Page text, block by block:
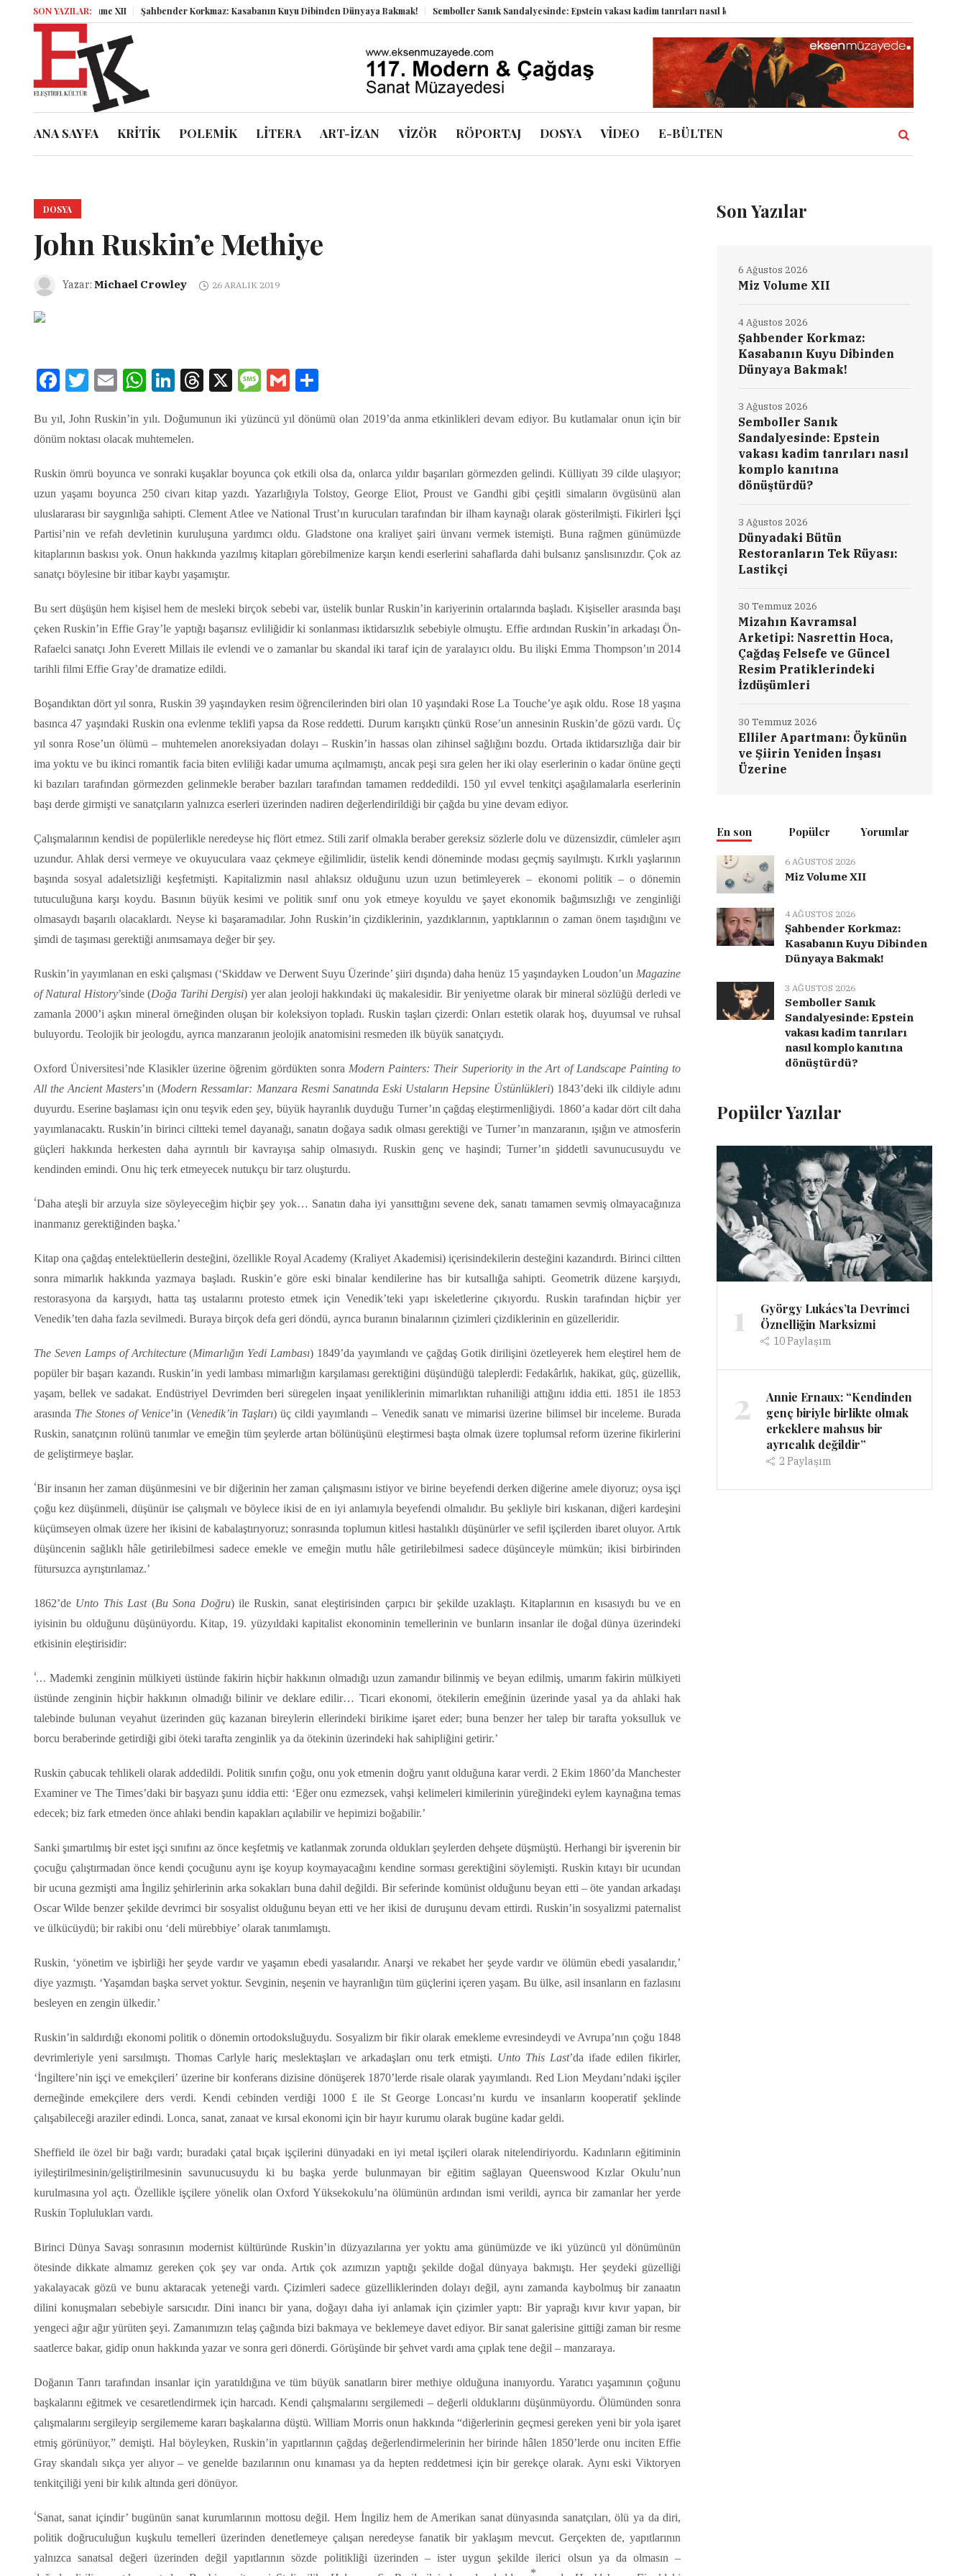
SON YAZILAR:
Miz Volume XII Şahbender Korkmaz: Kasabanın Kuyu Dibinden Dünyaya Bakmak! Semboller Sanık Sandalyesinde: Epstein vakası kadim tanrıları nasıl komplo kanıtına dönüştürdü?
ANA SAYFA KRİTİK POLEMİK LİTERA ART-İZAN VİZÖR RÖPORTAJ DOSYA VİDEO E-BÜLTEN
DOSYA
John Ruskin’e Methiye
Yazar: Michael Crowley 26 ARALIK 2019
FacebookTwitterEmail WhatsAppLinkedInThreads
X Message
Gmail
Bu yıl, John Ruskin’in yılı. Doğumunun iki yüzüncü yıl dönümü olan 2019’da anma etkinlikleri devam ediyor. Bu kutlamalar onun için bir
dönüm noktası olacak muhtemelen.
Ruskin ömrü boyunca ve sonraki kuşaklar boyunca çok etkili olsa da, onlarca yıldır başarıları görmezden gelindi. Külliyatı 39 cilde ulaşıyor;
uzun yaşamı boyunca 250 civarı kitap yazdı. Yazarlığıyla Tolstoy, George Eliot, Proust ve Gandhi gibi çeşitli simaların övgüsünü alan
uluslararası bir saygınlığa sahipti. Clement Atlee ve National Trust’ın kurucuları tarafından bir ilham kaynağı olarak gösterilmişti. Fikirleri İşçi
Partisi’nin ve refah devletinin kuruluşuna yardımcı oldu. Gladstone ona kraliyet şairi ünvanı vermek istemişti. Buna rağmen günümüzde
kitaplarının baskısı yok. Onun hakkında yazılmış kitapları görebilmenize karşın kendi eserlerini sahaflarda dahi bulsanız şanslısınızdır. Çok az
sanatçı böylesine bir itibar kaybı yaşamıştır.
Bu sert düşüşün hem kişisel hem de mesleki birçok sebebi var, üstelik bunlar Ruskin’in kariyerinin ortalarında başladı. Kişiseller arasında başı
çeken Ruskin’in Effie Gray’le yaptığı başarısız evliliğidir ki sonlanması iktidarsızlık sebebiyle olmuştu. Effie ardından Ruskin’in arkadaşı Ön-
Rafaelci sanatçı John Everett Millais ile evlendi ve o zamanlar bu skandal iki taraf için de yaralayıcı oldu. Bu ilişki Emma Thompson’ın 2014
tarihli filmi Effie Gray’de dramatize edildi.
Boşandıktan dört yıl sonra, Ruskin 39 yaşındayken resim öğrencilerinden biri olan 10 yaşındaki Rose La Touche’ye aşık oldu. Rose 18 yaşına
basınca 47 yaşındaki Ruskin ona evlenme teklifi yapsa da Rose reddetti. Durum karışıktı çünkü Rose’un annesinin Ruskin’de gözü vardı. Üç
yıl sonra Rose’un ölümü – muhtemelen anoreksiyadan dolayı – Ruskin’in hassas olan zihinsel sağlığını bozdu. Ortada iktidarsızlığa dair bir
ima yoktu ve bu ikinci romantik facia biten evliliği kadar umuma açılmamıştı, ancak peşi sıra gelen her iki olay eserlerinin o kadar önüne geçti
ki bazıları tarafından görmezden gelinmekle beraber bazıları tarafından tamamen reddedildi. 150 yıl evvel tenkitçi aşağılamalarla eserlerinin
başı derde girmişti ve sanatçıların yalnızca eserleri üzerinden nadiren değerlendirildiği bir çağda bu yine devam ediyor.
Çalışmalarının kendisi de popülerlikle neredeyse hiç flört etmez. Stili zarif olmakla beraber gereksiz sözlerle dolu ve düzensizdir, cümleler aşırı
uzundur. Ahlak dersi vermeye ve okuyuculara vaaz çekmeye eğilimlidir, üstelik kendi döneminde modası geçmiş sayılmıştı. Kırklı yaşlarının
başında sosyal adaletsizliği keşfetmişti. Kapitalizmin nasıl ahlaksız olduğunu uzun uzun betimleyerek – ekonomi politik – o dönemin
tutuculuğuna karşı koydu. Basının büyük kesimi ve politik sınıf onu yok etmeye koyuldu ve şayet ekonomik bağımsızlığı ve zenginliği
olmasaydı başarılı olacaklardı. Neyse ki başaramadılar. John Ruskin’in çizdiklerinin, yazdıklarının, yaptıklarının o zaman önem taşıdığını ve
şimdi de taşıması gerektiği anımsamaya değer bir şey.
Ruskin’in yayımlanan en eski çalışması (‘Skiddaw ve Derwent Suyu Üzerinde’ şiiri dışında) daha henüz 15 yaşındayken Loudon’un Magazine
of Natural History’sinde (Doğa Tarihi Dergisi) yer alan jeoloji hakkındaki üç makalesidir. Bir yeniyetme olarak bir mineral sözlüğü derledi ve
zamanla 2000’i aşkın mineral örneğinden oluşan bir koleksiyon topladı. Ruskin taşları çizerdi: Onları estetik olarak hoş, duyumsal ve ruhsal
buluyordu. Teolojik bir jeologdu, ayrıca manzaranın jeolojik anatomisini resmeden ilk büyük sanatçıydı.
Oxford Üniversitesi’nde Klasikler üzerine öğrenim gördükten sonra Modern Painters: Their Superiority in the Art of Landscape Painting to
All the Ancient Masters’ın (Modern Ressamlar: Manzara Resmi Sanatında Eski Ustaların Hepsine Üstünlükleri) 1843’deki ilk cildiyle adını
duyurdu. Eserine başlaması için onu teşvik eden şey, büyük hayranlık duyduğu Turner’ın çağdaş eleştirmenliğiydi. 1860’a kadar dört cilt daha
yayımlanacaktı. Ruskin’in birinci ciltteki temel dayanağı, sanatın doğaya sadık olması gerektiği ve Turner’ın manzaranın, ışığın ve atmosferin
güçleri hakkında herkesten daha ayrıntılı bir kavrayışa sahip olmasıydı. Ruskin genç ve haşindi; Turner’ın şiddetli savunucusuydu ve
kendinden emindi. Onu hiç terk etmeyecek nutukçu bir tarz oluşturdu.
‘Daha ateşli bir arzuyla size söyleyeceğim hiçbir şey yok… Sanatın daha iyi yansıttığını sevene dek, sanatı tamamen sevmiş olmayacağınıza
inanmanız gerektiğinden başka.’
Kitap ona çağdaş entelektüellerin desteğini, özellikle Royal Academy (Kraliyet Akademisi) içerisindekilerin desteğini kazandırdı. Birinci ciltten
sonra mimarlık hakkında yazmaya başladı. Ruskin’e göre eski binalar kendilerine has bir kutsallığa sahipti. Geometrik düzene karşıydı,
restorasyona da karşıydı, hatta taş ustalarını protesto etmek için Venedik’teki yapı iskeletlerine çıkıyordu. Ruskin tarafından hiçbir yer
Venedik’ten daha fazla sevilmedi. Buraya birçok defa geri döndü, ayrıca buranın binalarının çizimleri çizdiklerinin en güzelleridir.
The Seven Lamps of Architecture(Mimarlığın Yedi Lambası) 1849’da yayımlandı ve çağdaş Gotik dirilişini özetleyerek hem eleştirel hem de
popüler bir başarı kazandı. Ruskin’in yedi lambası mimarlığın karşılaması gerektiğini düşündüğü taleplerdi: Fedakârlık, hakikat, güç, güzellik,
yaşam, bellek ve sadakat. Endüstriyel Devrimden beri süregelen inşaat yeniliklerinin mimarlıktan ruhaniliği attığını iddia etti. 1851 ile 1853
arasında The Stones of Venice’in (Venedik’in Taşları) üç cildi yayımlandı – Venedik sanatı ve mimarisi üzerine bilimsel bir inceleme. Burada
Ruskin, sanatçının rolünü tanımlar ve emeğin tüm şeylerde artan bölünüşünü eleştirmesi başta olmak üzere toplumsal reform üzerine fikirlerini
de geliştirmeye başlar.
‘Bir insanın her zaman düşünmesini ve bir diğerinin her zaman çalışmasını istiyor ve birine beyefendi derken diğerine amele diyoruz; oysa işçi
çoğu kez düşünmeli, düşünür ise çalışmalı ve böylece ikisi de en iyi anlamıyla beyefendi olmalıdır. Bu şekliyle biri kıskanan, diğeri kardeşini
küçümseyen olmak üzere her ikisini de kabalaştırıyoruz; sonrasında toplumun kitlesi hastalıklı düşünürler ve sefil işçilerden ibaret oluyor. Artık
düşüncenin sağlıklı hâle getirilebilmesi sadece emekle ve emeğin mutlu hâle getirilebilmesi sadece düşünceyle mümkün; ikisi birbirinden
fütursuzca ayrıştırılamaz.’
1862’de Unto This Last(Bu Sona Doğru) ile Ruskin, sanat eleştirisinden çarpıcı bir şekilde uzaklaştı. Kitaplarının en kısasıydı bu ve en
iyisinin bu olduğunu düşünüyordu. Kitap, 19. yüzyıldaki kapitalist ekonominin temellerinin ve bunların insanlar ile doğal dünya üzerindeki
etkisinin eleştirisidir:
‘… Mademki zenginin mülkiyeti üstünde fakirin hiçbir hakkının olmadığı uzun zamandır bilinmiş ve beyan edilmiş, umarım fakirin mülkiyeti
üstünde zenginin hiçbir hakkının olmadığı bilinir ve deklare edilir… Ticari ekonomi, ötekilerin emeğinin üzerinde yasal ya da ahlaki hak
talebinde bulunan veyahut üzerinden güç kazanan bireylerin ellerindeki birikime işaret eder; buna benzer her talep bir tarafta yoksulluk ve
borcu beraberinde getirdiği gibi öteki tarafta zenginlik ya da ötekinin üzerindeki hak sahipliğini getirir.’
Ruskin çabucak tehlikeli olarak addedildi. Politik sınıfın çoğu, onu yok etmenin doğru yanıt olduğuna karar verdi. 2 Ekim 1860’da Manchester
Examiner ve The Times’daki bir başyazı şunu iddia etti: ‘Eğer onu ezmezsek, vahşi kelimeleri kimilerinin yüreğindeki eylem kaynağına temas
edecek; biz fark etmeden önce ahlaki bendin kapakları açılabilir ve hepimizi boğabilir.’
Sanki şımartılmış bir estet işçi sınıfını az önce keşfetmiş ve katlanmak zorunda oldukları şeylerden dehşete düşmüştü. Herhangi bir işverenin bir
çocuğu çalıştırmadan önce kendi çocuğunu aynı işe koyup koymayacağını kendine sorması gerektiğini söylemişti. Ruskin kıtayı bir ucundan
bir ucuna gezmişti ama İngiliz şehirlerinin arka sokakları buna dahil değildi. Bir seferinde komünist olduğunu beyan etti – öte yandan arkadaşı
Oscar Wilde benzer şekilde devrimci bir sosyalist olduğunu beyan etti ve her ikisi de duruşunu devam ettirdi. Ruskin’in sosyalizmi paternalist
ve ülkücüydü; bir rakibi onu ‘deli mürebbiye’ olarak tanımlamıştı.
Ruskin, ‘yönetim ve işbirliği her şeyde vardır ve yaşamın ebedi yasalarıdır. Anarşi ve rekabet her şeyde vardır ve ölümün ebedi yasalarıdır,’
diye yazmıştı. ‘Yaşamdan başka servet yoktur. Sevginin, neşenin ve hayranlığın tüm güçlerini içeren yaşam. Bu ülke, asil insanların en fazlasını
besleyen en zengin ülkedir.’
Ruskin’in saldırdığı ekonomi politik o dönemin ortodoksluğuydu. Sosyalizm bir fikir olarak emekleme evresindeydi ve Avrupa’nın çoğu 1848
devrimleriyle yeni sarsılmıştı. Thomas Carlyle hariç meslektaşları ve arkadaşları onu terk etmişti. Unto This Last’da ifade edilen fikirler,
‘İngiltere’nin işçi ve emekçileri’ üzerine bir konferans dizisine dönüşerek 1870’lerde risale olarak yayımlandı. Red Lion Meydanı’ndaki işçiler
derneğinde emekçilere ders verdi. Kendi cebinden verdiği 1000 £ ile St George Loncası’nı kurdu ve insanların kooperatif şeklinde
çalışabileceği araziler edindi. Lonca, sanat, zanaat ve kırsal ekonomi için bir hayır kurumu olarak bugüne kadar geldi.
Sheffield ile özel bir bağı vardı; buradaki çatal bıçak işçilerini dünyadaki en iyi metal işçileri olarak nitelendiriyordu. Kadınların eğitiminin
iyileştirilmesinin/geliştirilmesinin savunucusuydu ki bu başka yerde bulunmayan bir eğitim sağlayan Queenswood Kızlar Okulu’nun
kurulmasına yol açtı. Özellikle işçilere yönelik olan Oxford Yüksekokulu’na ölümünün ardından ismi verildi, ayrıca bir zamanlar her yerde
Ruskin Toplulukları vardı.
Birinci Dünya Savaşı sonrasının modernist kültüründe Ruskin’in düzyazılarına yer yoktu ama günümüzde ve iki yüzüncü yıl dönümünün
ötesinde dikkate almamız gereken çok şey var onda. Artık çok azımızın yaptığı şekilde doğal dünyaya bakmıştı. Her şeydeki güzelliği
yakalayacak gözü ve bunu aktaracak yeteneği vardı. Çizimleri sadece güzelliklerinden dolayı değil, aynı zamanda kaybolmuş bir zanaatın
dilini konuşmaları sebebiyle sarsıcıdır. Dini inancı bir yana, doğayı daha iyi anlamak için çizimler yaptı: Bir yaprağı kıvır kıvır yapan, bir
yengeci ağır ağır yürüten şeyi. Zamanımızın telaş çağında bizi bakmaya ve beklemeye davet ediyor. Bir sanat galerisine gittiği zaman bir resme
saatlerce bakar, gidip onun hakkında yazar ve sonra geri dönerdi. Görüşünde bir şehvet vardı ama çıplak tene değil – manzaraya.
Doğanın Tanrı tarafından insanlar için yaratıldığına ve tüm büyük sanatların birer methiye olduğuna inanıyordu. Yaratıcı yaşamının çoğunu
başkalarını eğitmek ve cesaretlendirmek için harcadı. Kendi çalışmalarını sergilemedi – değerli olduklarını düşünmüyordu. Ölümünden sonra
çalışmalarını sergileyip sergilememe kararı başkalarına düştü. William Morris onun hakkında “diğerlerinin geçmesi gereken yeni bir yola işaret
etmiş görünüyor,” demişti. Hal böyleyken, Ruskin’in yapıtlarının çağdaş değerlendirmelerinin her birinde hâlen 1850’lerde onu inciten Effie
Gray skandalı sıkça yer alıyor – ve genelde bazılarının onu kınaması ya da hepten reddetmesi için bir gerekçe olarak. Aynı eski Viktoryen
tenkitçiliği yeni bir kılık altında geri dönüyor.
‘Sanat, sanat içindir’ bugünün sanat kurumlarının mottosu değil. Hem İngiliz hem de Amerikan sanat dünyasında sanatçıları, ölü ya da diri,
politik doğruculuğun kuşkulu temelleri üzerinden denetlemeye çalışan neredeyse fanatik bir yaklaşım mevcut. Gerçekten de, yapıtlarının
yalnızca sanatsal değeri üzerinden değil yapıtlarının sözde politikliği üzerinden – ister uygun şekilde ilerici olsun ya da olmasın –
*
Son Yazılar
Miz Volume XII
6 Ağustos 2026
Şahbender Korkmaz:
Kasabanın Kuyu Dibinden
Dünyaya Bakmak!
4 Ağustos 2026
Semboller Sanık
Sandalyesinde: Epstein
vakası kadim tanrıları nasıl
komplo kanıtına
dönüştürdü?
3 Ağustos 2026
Dünyadaki Bütün
Restoranların Tek Rüyası:
Lastikçi
3 Ağustos 2026
Mizahın Kavramsal
Arketipi: Nasrettin Hoca,
Çağdaş Felsefe ve Güncel
Resim Pratiklerindeki
İzdüşümleri
30 Temmuz 2026
Elliler Apartmanı: Öykünün
ve Şiirin Yeniden İnşası
Üzerine
30 Temmuz 2026
En son Popüler Yorumlar
6 AĞUSTOS 2026
Miz Volume XII
4 AĞUSTOS 2026
Şahbender Korkmaz:
Kasabanın Kuyu Dibinden
Dünyaya Bakmak!
3 AĞUSTOS 2026
Semboller Sanık
Sandalyesinde: Epstein
vakası kadim tanrıları
nasıl komplo kanıtına
dönüştürdü?
Popüler Yazılar
1
György Lukács’ta Devrimci
Öznelliğin Marksizmi
10Paylaşım
2
Annie Ernaux: “Kendinden
genç biriyle birlikte olmak
erkeklere mahsus bir
ayrıcalık değildir”
2Paylaşım